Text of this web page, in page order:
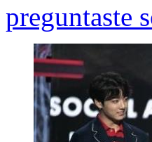
preguntaste